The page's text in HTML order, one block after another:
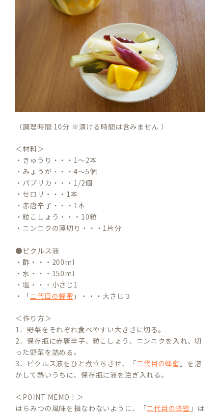
（調理時間 10分 ※漬ける時間は含みません ）
＜材料＞
・きゅうり・・・1～2本
・みょうが・・・4～5個
・パプリカ・・・1/2個
・セロリ・・・1本
・赤唐辛子・・・1本
・粒こしょう・・・10粒
・ニンニクの薄切り・・・1片分
●ピクルス液
・酢・・・200ml
・水・・・150ml
・塩・・・小さじ1
・「二代目の蜂蜜 」・・・大さじ３
＜作り方＞
1．野菜をそれぞれ食べやすい大きさに切る。
2．保存瓶に赤唐辛子、粒こしょう、ニンニクを入れ、切
った野菜を詰める。
3．ピクルス液をひと煮立ちさせ、「二代目の蜂蜜 」を溶
かして熱いうちに、保存瓶に液を注ぎ入れる。
＜POINT MEMO！＞
はちみつの風味を損なわないように、「二代目の蜂蜜 」は